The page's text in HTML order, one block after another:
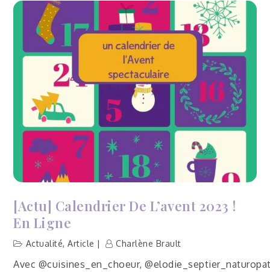
[Actu] Calendrier De L’avent 2023 !
En Ligne
Actualité,Article Charlène Brault
Avec @cuisines_en_choeur,